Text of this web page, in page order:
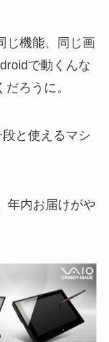
じ機能、同じ画
で動くんな
ろうに。
と使えるマシ
年内お届けがや